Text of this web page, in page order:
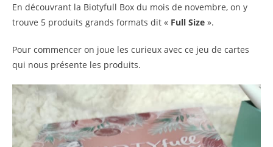
En découvrant la Biotyfull Box du mois de novembre, on y
trouve 5 produits grands formats dit « Full Size ».
Pour commencer on joue les curieux avec ce jeu de cartes
qui nous présente les produits.